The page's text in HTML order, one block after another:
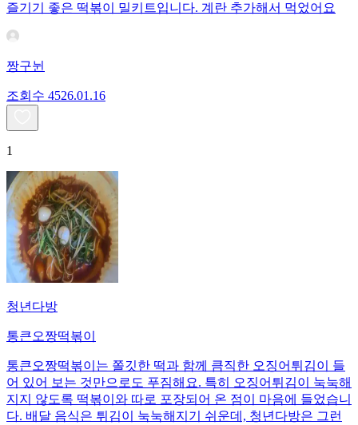
즐기기 좋은 떡볶이 밀키트입니다. 계란 추가해서 먹었어요
짱구뉜
조회수 4526.01.16
1
청년다방
통큰오짱떡볶이
통큰오짱떡볶이는 쫄깃한 떡과 함께 큼직한 오징어튀김이 들
어 있어 보는 것만으로도 푸짐해요. 특히 오징어튀김이 눅눅해
지지 않도록 떡볶이와 따로 포장되어 온 점이 마음에 들었습니
다. 배달 음식은 튀김이 눅눅해지기 쉬운데, 청년다방은 그런